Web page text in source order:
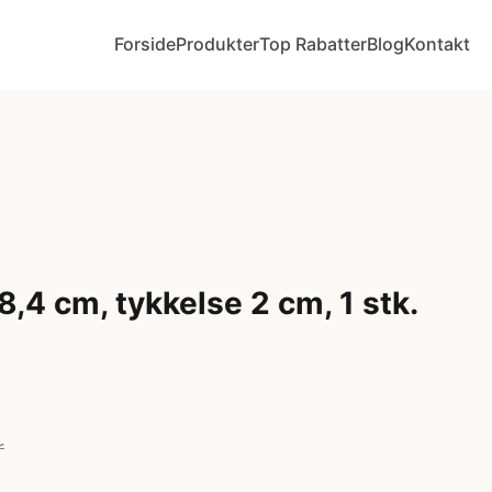
ForsideProdukterTop RabatterBlogKontakt
cm, tykkelse 2 cm, 1 stk.